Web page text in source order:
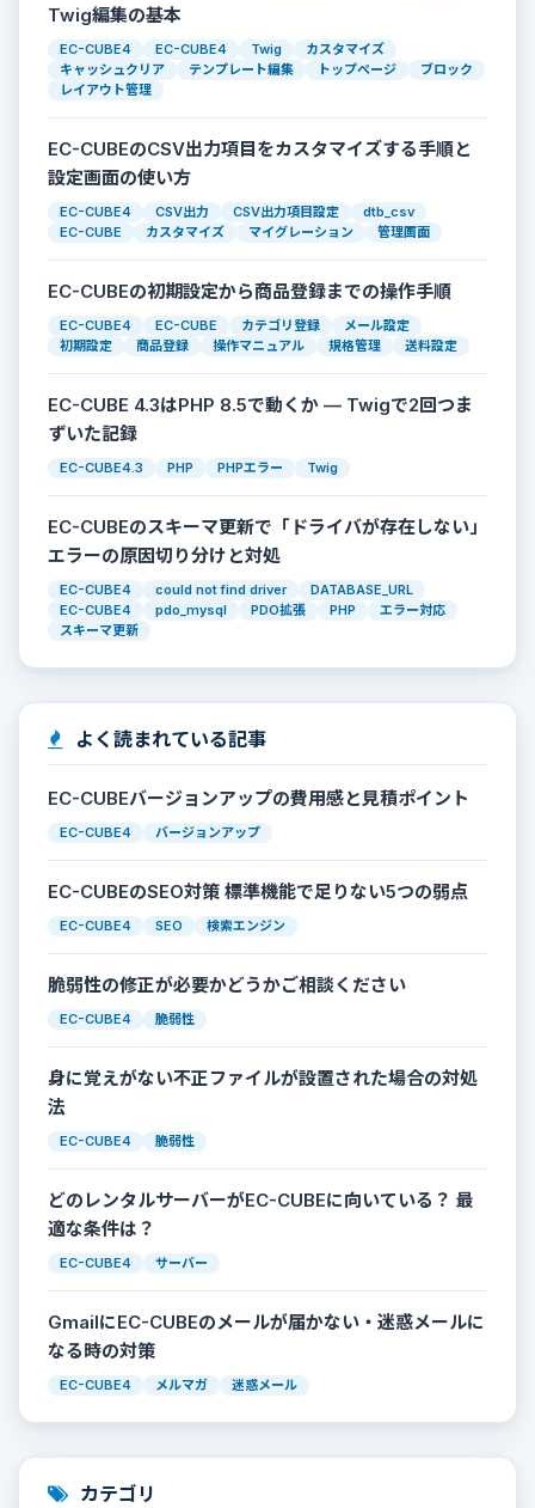
Twig編集の基本
EC-CUBE4 EC-CUBE4 Twig
カスタマイズ
キャッシュクリア
テンプレート編集 トップページ
ブロック
レイアウト管理
EC-CUBEのCSV出力項目をカスタマイズする手順と
設定画面の使い方
EC-CUBE4 CSV出力 CSV出力項目設定
dtb_csv
EC-CUBE
カスタマイズ マイグレーション 管理画面
EC-CUBEの初期設定から商品登録までの操作手順
EC-CUBE4 EC-CUBE カテゴリ登録
メール設定
初期設定
商品登録 操作マニュアル 規格管理 送料設定
EC-CUBE 4.3はPHP 8.5で動くか — Twigで2回つま
ずいた記録
EC-CUBE4.3 PHP PHPエラー Twig
EC-CUBEのスキーマ更新で「ドライバが存在しない」
エラーの原因切り分けと対処
EC-CUBE4 could not find driver
DATABASE_URL
EC-CUBE4
pdo_mysql PDO拡張 PHP
エラー対応
スキーマ更新
よく読まれている記事
EC-CUBEバージョンアップの費用感と見積ポイント
EC-CUBE4 バージョンアップ
EC-CUBEのSEO対策 標準機能で足りない5つの弱点
EC-CUBE4 SEO 検索エンジン
脆弱性の修正が必要かどうかご相談ください
EC-CUBE4 脆弱性
身に覚えがない不正ファイルが設置された場合の対処
法
EC-CUBE4 脆弱性
どのレンタルサーバーがEC-CUBEに向いている？ 最
適な条件は？
EC-CUBE4 サーバー
GmailにEC-CUBEのメールが届かない・迷惑メールに
なる時の対策
EC-CUBE4 メルマガ 迷惑メール
カテゴリ